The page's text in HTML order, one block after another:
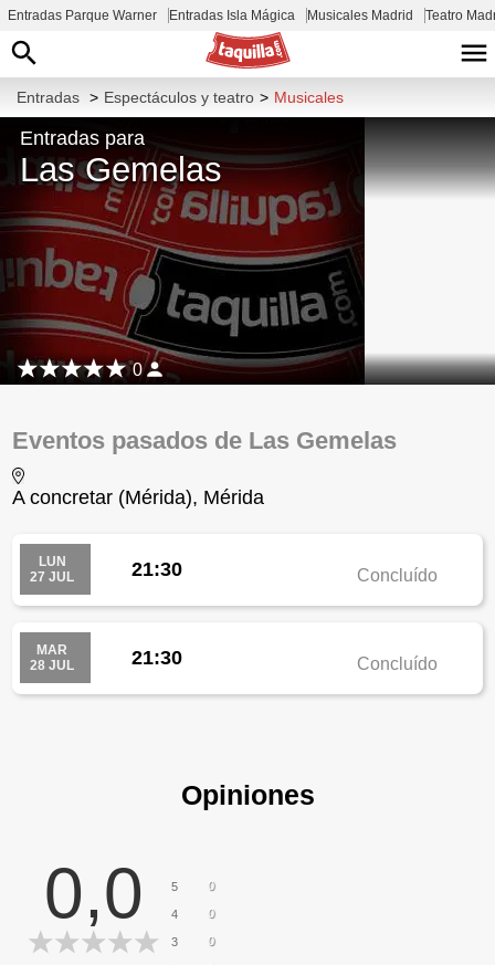
Entradas Parque Warner Entradas Isla Mágica Musicales Madrid Teatro
Entradas > Espectáculos y teatro > Musicales
Entradas para
Las Gemelas
0
Eventos pasados de Las Gemelas
A concretar (Mérida), Mérida
LUN
27 JUL
21:30 Concluído
MAR
28 JUL
21:30 Concluído
Opiniones
0,0 5 0
4 0
3 0